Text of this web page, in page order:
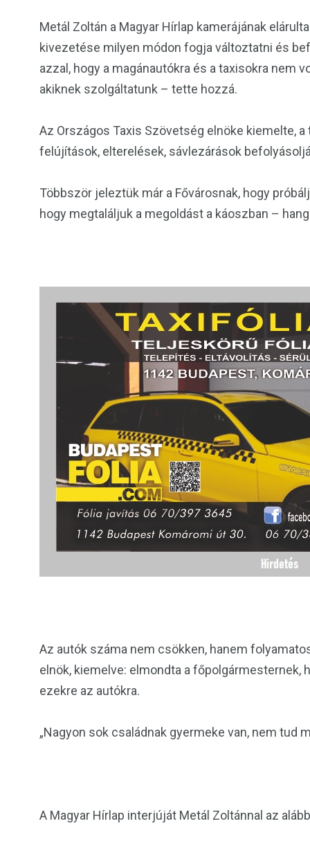
Metál Zoltán a Magyar Hírlap kamerájának
kivezetése milyen módon fogja változtatni és
azzal, hogy a magánautókra és a taxisokra nem
akiknek szolgáltatunk – tette hozzá.
Az Országos Taxis Szövetség elnöke kiemelte,
felújítások, elterelések, sávlezárások
Többször jeleztük már a Fővárosnak, hogy
hogy megtaláljuk a megoldást a káoszban –
Az autók száma nem csökken, hanem
elnök, kiemelve: elmondta a főpolgármesternek,
ezekre az autókra.
„Nagyon sok családnak gyermeke van, nem tud
A Magyar Hírlap interjúját Metál Zoltánnal az